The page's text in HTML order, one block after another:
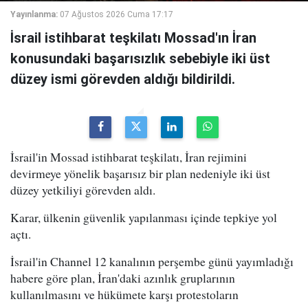
Yayınlanma: 07 Ağustos 2026 Cuma 17:17
İsrail istihbarat teşkilatı Mossad'ın İran
konusundaki başarısızlık sebebiyle iki üst
düzey ismi görevden aldığı bildirildi.
İsrail'in Mossad istihbarat teşkilatı, İran rejimini
devirmeye yönelik başarısız bir plan nedeniyle iki üst
düzey yetkiliyi görevden aldı.
Karar, ülkenin güvenlik yapılanması içinde tepkiye yol
açtı.
İsrail'in Channel 12 kanalının perşembe günü yayımladığı
habere göre plan, İran'daki azınlık gruplarının
kullanılmasını ve hükümete karşı protestoların